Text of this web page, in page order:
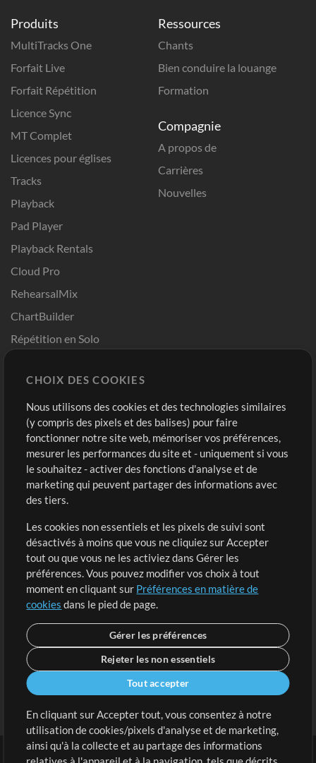
Produits
MultiTracks One
Forfait Live
Forfait Répétition
Licence Sync
MT Complet
Licences pour églises
Tracks
Playback
Pad Player
Playback Rentals
Cloud Pro
RehearsalMix
ChartBuilder
Répétition en Solo
Modèles ProPresenter
Sons
Ressources
Chants
Bien conduire la louange
Formation
Compagnie
A propos de
Carrières
Nouvelles
Boutique
Acheter des crédits
Contenu gratuit
Demander les pistes
Extras
Sessions
Soumettre votre contenu
Listes de lecture
Conférence MT
Compte
Connexion
S'inscrire
CHOIX DES COOKIES
Nous utilisons des cookies et des technologies similaires
(y compris des pixels et des balises) pour faire
fonctionner notre site web, mémoriser vos préférences,
mesurer les performances du site et - uniquement si vous
le souhaitez - activer des fonctions d'analyse et de
marketing qui peuvent partager des informations avec
des tiers.
Les cookies non essentiels et les pixels de suivi sont
désactivés à moins que vous ne cliquiez sur Accepter
tout ou que vous ne les activiez dans Gérer les
préférences. Vous pouvez modifier vos choix à tout
moment en cliquant sur Préférences en matière de
cookies dans le pied de page.
Gérer les préférences
Rejeter les non essentiels
Tout accepter
En cliquant sur Accepter tout, vous consentez à notre
utilisation de cookies/pixels d'analyse et de marketing,
ainsi qu'à la collecte et au partage des informations